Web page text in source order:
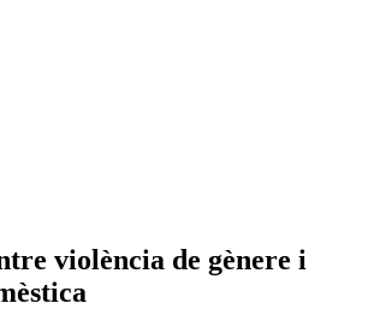
violència de gènere i